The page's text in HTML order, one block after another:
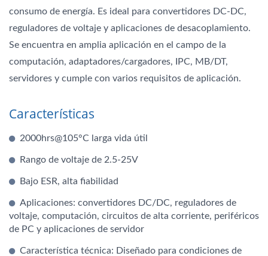
consumo de energía. Es ideal para convertidores DC-DC,
reguladores de voltaje y aplicaciones de desacoplamiento.
Se encuentra en amplia aplicación en el campo de la
computación, adaptadores/cargadores, IPC, MB/DT,
servidores y cumple con varios requisitos de aplicación.
Características
2000hrs@105°C larga vida útil
Rango de voltaje de 2.5-25V
Bajo ESR, alta fiabilidad
Aplicaciones: convertidores DC/DC, reguladores de
voltaje, computación, circuitos de alta corriente, periféricos
de PC y aplicaciones de servidor
Característica técnica: Diseñado para condiciones de